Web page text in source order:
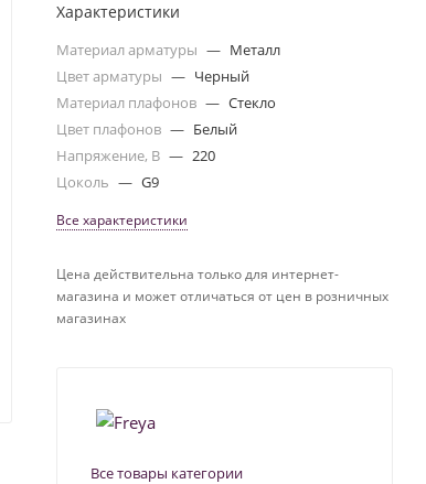
Характеристики
Материал арматуры — Металл
Цвет арматуры — Черный
Материал плафонов — Стекло
Цвет плафонов — Белый
Напряжение, В — 220
Цоколь — G9
Все характеристики
Цена действительна только для интернет-
магазина и может отличаться от цен в розничных
магазинах
Все товары категории